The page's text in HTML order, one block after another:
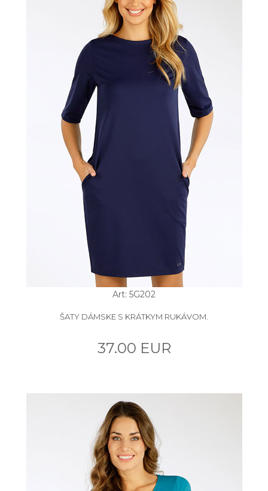
Art: 5G202
ŠATY DÁMSKE S KRÁTKYM RUKÁVOM.
37.00 EUR